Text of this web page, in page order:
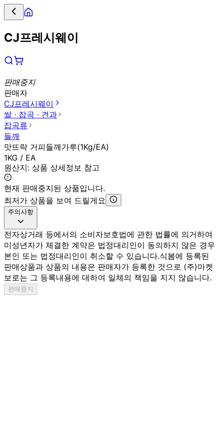
CJ프레시웨이
판매중지
판매자
CJ프레시웨이
쌀 ∙ 잡곡 ∙ 견과
잡곡류
들깨
맛뜨락 거피들깨가루(1Kg/EA)
1KG / EA
원산지: 상품 상세정보 참고
현재 판매중지된 상품입니다.
최저가 상품을 보여 드릴게요
주의사항
전자상거래 등에서의 소비자보호법에 관한 법률에 의거하여
미성년자가 체결한 계약은 법정대리인이 동의하지 않은 경우
본인 또는 법정대리인이 취소할 수 있습니다.식봄에 등록된
판매상품과 상품의 내용은 판매자가 등록한 것으로 (주)마켓
보로는 그 등록내용에 대하여 일체의 책임을 지지 않습니다.
판매중지